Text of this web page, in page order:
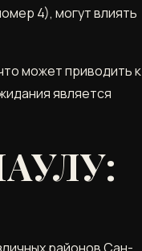
4), могут влиять
может приводить к
является